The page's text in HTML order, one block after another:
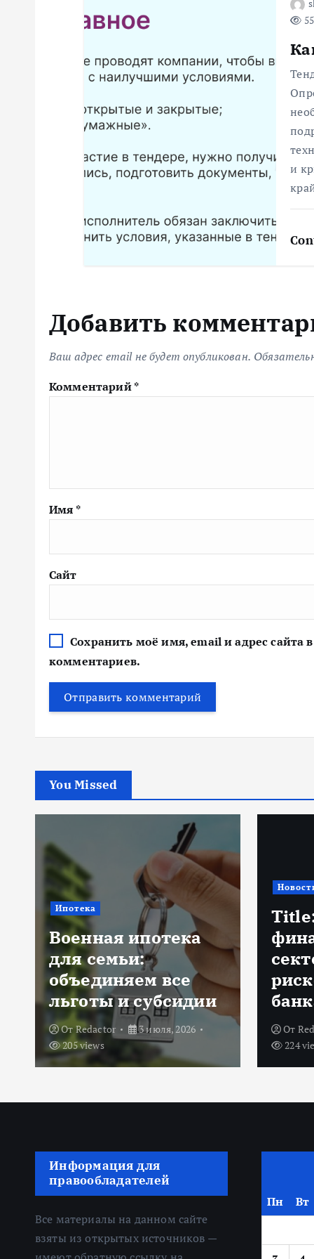
и
Добавить
Ваш адрес email не будет опубликован.
Комментарий*
Имя *
Сайт
Сохранить моё имя, email и адрес сайта
комментариев.
You Missed
Новости
Title: ИИ в
финансовом
секторе: оценка
рисков и выбор
банка
ОтRedactor
18 июня, 2026
224 views
ИИ:
От
25 мая,
Информация для
правообладателей
Все материалы на данном сайте
взяты из открытых источников —
Пн Вт